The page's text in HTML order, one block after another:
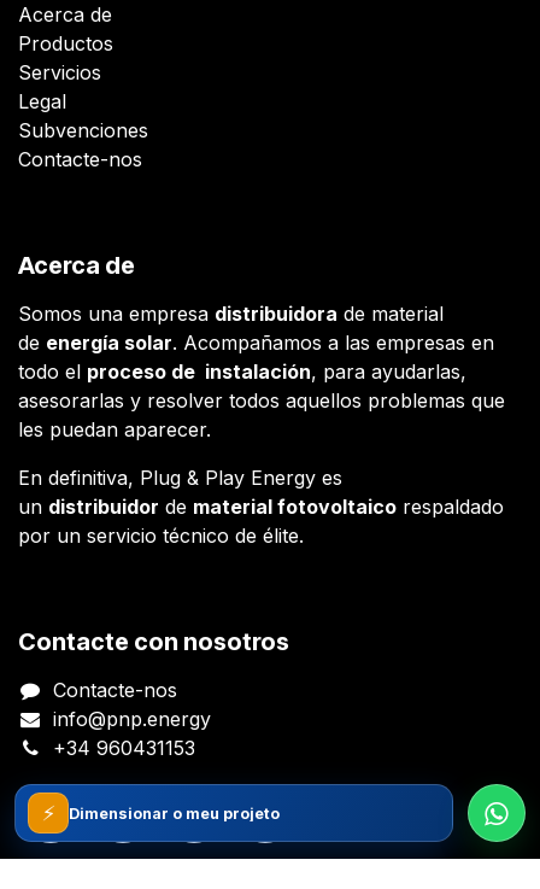
Acerca de
Productos
Servicios
Legal
Subvenciones
Contacte-nos
Acerca de
Somos una empresa distribuidora de material
de energía solar. Acompañamos a las empresas en
todo el proceso de instalación, para ayudarlas,
asesorarlas y resolver todos aquellos problemas que
les puedan aparecer.
En definitiva, Plug & Play Energy es
un distribuidor de material fotovoltaico respaldado
por un servicio técnico de élite.
Contacte con nosotros
Contacte-nos
info@pnp.energy
+34 960431153
⚡